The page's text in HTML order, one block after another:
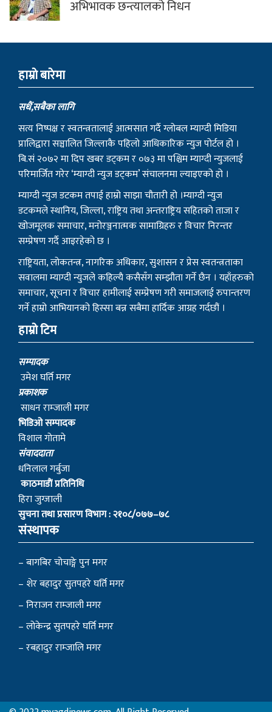
अभिभावक छन्त्यालको निधन
हाम्राे बारेमा
सधैं,सबैका लागि
सत्य निष्पक्ष र स्वतन्त्रतालाई आत्मसात गर्दै ग्लोबल म्याग्दी मिडिया
प्रालिद्वारा सञ्चालित जिल्लाकै पहिलो आधिकारिक न्युज पोर्टल हो ।
बि.सं २०७२ मा दिप खबर डट्कम र ०७३ मा पश्चिम म्याग्दी न्युजलाई
परिमार्जित गरेर ‘म्याग्दी न्युज डट्कम’ संचालनमा ल्याइएको हो ।
म्याग्दी न्युज डटकम तपाई हाम्रो साझा चौतारी हो ।म्याग्दी न्युज
डटकमले स्थानिय, जिल्ला, राष्ट्रिय तथा अन्तराष्ट्रिय सहितको ताजा र
खोजमूलक समाचार, मनोरञ्जनात्मक सामाग्रिहरु र विचार निरन्तर
सम्प्रेषण गर्दै आइरहेको छ ।
राष्ट्रियता, लोकतन्त्र, नागरिक अधिकार, सुशासन र प्रेस स्वतन्त्रताका
सवालमा म्याग्दी न्युजले कहिल्यै कसैसँग सम्झौता गर्ने छैन । यहाँहरुको
समाचार, सूचना र विचार हामीलाई सम्प्रेषण गरी समाजलाई रुपान्तरण
गर्ने हाम्रो आभियानको हिस्सा बन्न सबैमा हार्दिक आग्रह गर्दछौं ।
हाम्रो टिम
सम्पादक
उमेश घर्ति मगर
प्रकाशक
साधन राम्जाली मगर
भिडिओ सम्पादक
विशाल गोतामे
स‌ंवाददाता
धनिलाल गर्बुजा
काठमाडाैं प्रतिनिधि
हिरा जुग्जाली
सुचना तथा प्रसारण विभाग : २१०८/०७७–७८
संस्थापक
– बागबिर चोचाङ्गे पुन मगर
– शेर बहादुर सुतपहरे घर्ति मगर
– निराजन राम्जाली मगर
– लोकेन्द्र सुतपहरे घर्ति मगर
– रबहादुर राम्जालि मगर